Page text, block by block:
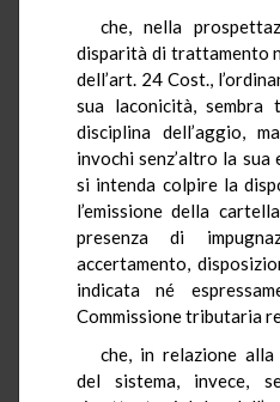
che, nella
disparità di trattamento
dell’art. 24 Cost.,
sua laconicità, sembra
disciplina dell’aggio,
invochi senz’altro la
si intenda colpire la
l’emissione della
presenza di
accertamento,
indicata né
Commissione tributaria
che, in relazione
del sistema, invece,